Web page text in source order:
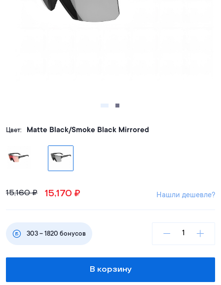
Цвет: Matte Black/Smoke Black Mirrored
15,160₽ 15,170 ₽ Нашли дешевле?
303 – 1820 бонусов
В корзину